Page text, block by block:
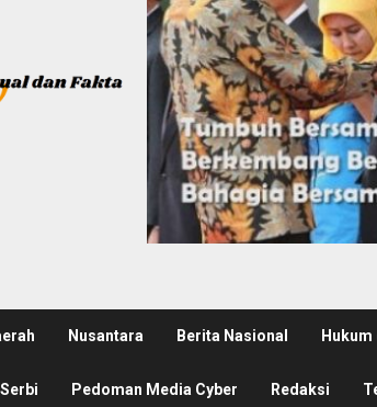
Nusantara Berita Nasional Hukum
Pedoman Media Cyber Redaksi